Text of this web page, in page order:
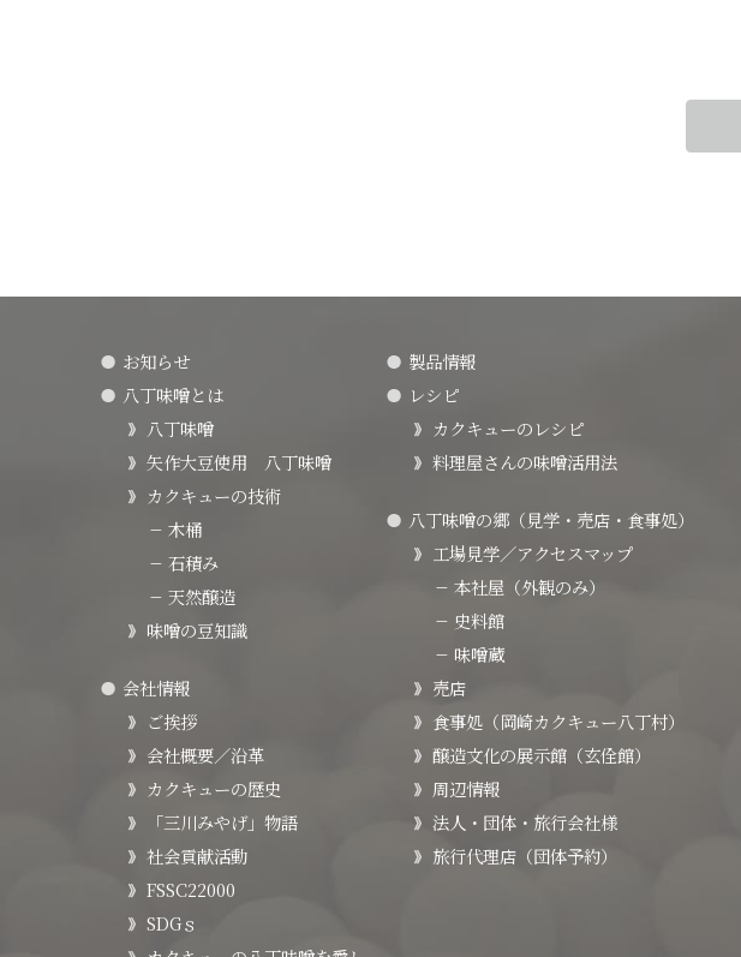
お知らせ
八丁味噌とは
八丁味噌
矢作大豆使用 八丁味噌
カクキューの技術
木桶
石積み
天然醸造
味噌の豆知識
会社情報
ご挨拶
会社概要／沿革
カクキューの歴史
「三川みやげ」物語
社会貢献活動
FSSC22000
SDGｓ
製品情報
レシピ
カクキューのレシピ
料理屋さんの味噌活用法
八丁味噌の郷（見学・売店・食事処）
工場見学／アクセスマップ
本社屋（外観のみ）
史料館
味噌蔵
売店
食事処（岡崎カクキュー八丁村）
醸造文化の展示館（玄佺館）
周辺情報
法人・団体・旅行会社様
旅行代理店（団体予約）